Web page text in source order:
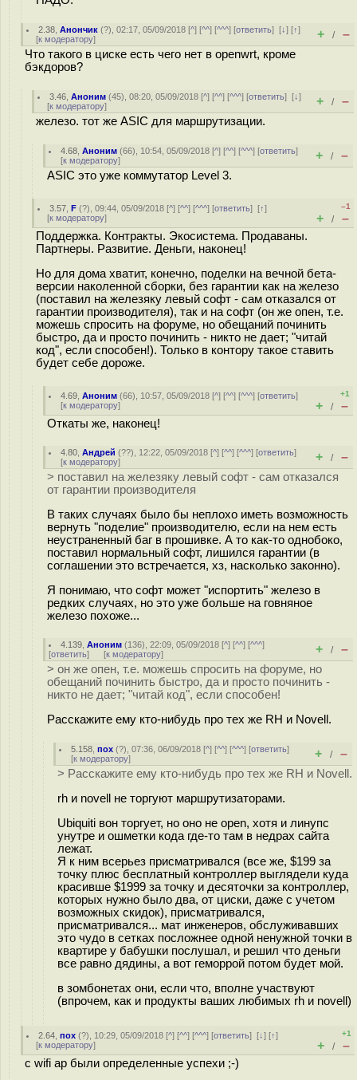
2.38 ,Анончик (?), 02:17, 05/09/2018 [^] [^^] [^^^] [ответить][↓] [↑]
[к модератору] + / –
Что такого в циске есть чего нет в openwrt, кроме
бэкдоров?
3.46 ,Аноним (45), 08:20, 05/09/2018 [^] [^^] [^^^] [ответить][↓]
[к модератору] + / –
железо. тот же ASIC для маршрутизации.
4.68 ,Аноним (66), 10:54, 05/09/2018 [^] [^^] [^^^] [ответить]
[к модератору] + / –
ASIC это уже коммутатор Level 3.
3.57 ,F (?), 09:44, 05/09/2018 [^] [^^] [^^^] [ответить][↑]
[к модератору]
–1
+ / –
Поддержка. Контракты. Экосистема. Продаваны.
Партнеры. Развитие. Деньги, наконец!
Но для дома хватит, конечно, поделки на вечной бета-
версии наколенной сборки, без гарантии как на железо
(поставил на железяку левый софт - сам отказался от
гарантии производителя), так и на софт (он же опен, т.е.
можешь спросить на форуме, но обещаний починить
быстро, да и просто починить - никто не дает; "читай
код", если способен!). Только в контору такое ставить
будет себе дороже.
4.69 ,Аноним (66), 10:57, 05/09/2018 [^] [^^] [^^^] [ответить]
[к модератору]
+1
+ / –
Откаты же, наконец!
4.80 ,Андрей (??), 12:22, 05/09/2018 [^] [^^] [^^^] [ответить]
[к модератору] + / –
> поставил на железяку левый софт - сам отказался
от гарантии производителя
В таких случаях было бы неплохо иметь возможность
вернуть "поделие" производителю, если на нем есть
неустраненный баг в прошивке. А то как-то однобоко,
поставил нормальный софт, лишился гарантии (в
соглашении это встречается, хз, насколько законно).
Я понимаю, что софт может "испортить" железо в
редких случаях, но это уже больше на говняное
железо похоже...
4.139 ,Аноним (136), 22:09, 05/09/2018 [^] [^^] [^^^]
[ответить] [к модератору] + / –
> он же опен, т.е. можешь спросить на форуме, но
обещаний починить быстро, да и просто починить -
никто не дает; "читай код", если способен!
Расскажите ему кто-нибудь про тех же RH и Novell.
5.158 ,пох (?), 07:36, 06/09/2018 [^] [^^] [^^^] [ответить]
[к модератору] + / –
> Расскажите ему кто-нибудь про тех же RH и Novell.
rh и novell не торгуют маршрутизаторами.
Ubiquiti вон торгует, но оно не open, хотя и линyпc
унутре и ошметки кода где-то там в недрах сайта
лежат.
Я к ним всерьез присматривался (все же, $199 за
точку плюс бесплатный контроллер выглядели куда
красивше $1999 за точку и десяточки за контроллер,
которых нужно было два, от циски, даже с учетом
возможных скидок), присматривался,
присматривался... мат инженеров, обслуживавших
это чудо в сетках посложнее одной ненужной точки в
квартире у бабушки послушал, и решил что деньги
все равно дядины, а вот геморрой потом будет мой.
в зомбонетах они, если что, вполне участвуют
(впрочем, как и продукты ваших любимых rh и novell)
2.64 ,пох (?), 10:29, 05/09/2018 [^] [^^] [^^^] [ответить][↓] [↑]
[к модератору]
+1
+ / –
с wifi ap были определенные успехи ;-)